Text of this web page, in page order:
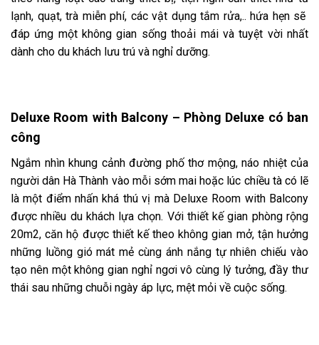
lạnh, quạt, trà miễn phí, các vật dụng tắm rửa,.. hứa hẹn sẽ
đáp ứng một không gian sống thoải mái và tuyệt vời nhất
dành cho du khách lưu trú và nghỉ dưỡng.
Deluxe Room with Balcony – Phòng Deluxe có ban
công
Ngắm nhìn khung cảnh đường phố thơ mộng, náo nhiệt của
người dân Hà Thành vào mỗi sớm mai hoặc lúc chiều tà có lẽ
là một điểm nhấn khá thú vị mà Deluxe Room with Balcony
được nhiều du khách lựa chọn. Với thiết kế gian phòng rộng
20m2, căn hộ được thiết kế theo không gian mở, tận hưởng
những luồng gió mát mẻ cùng ánh nắng tự nhiên chiếu vào
tạo nên một không gian nghỉ ngơi vô cùng lý tưởng, đầy thư
thái sau những chuỗi ngày áp lực, mệt mỏi về cuộc sống.